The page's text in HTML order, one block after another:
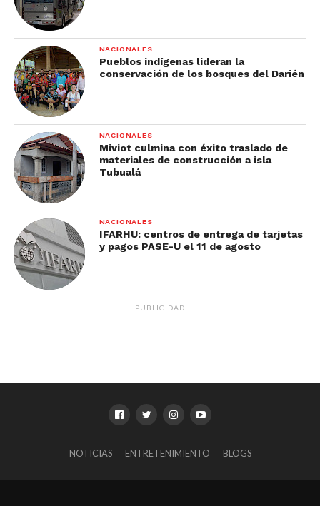
NACIONALES
Pueblos indígenas lideran la
conservación de los bosques del Darién
NACIONALES
Miviot culmina con éxito traslado de
materiales de construcción a isla
Tubualá
NACIONALES
IFARHU: centros de entrega de tarjetas
y pagos PASE-U el 11 de agosto
PUBLICIDAD
NOTICIAS ENTRETENIMIENTO BLOGS